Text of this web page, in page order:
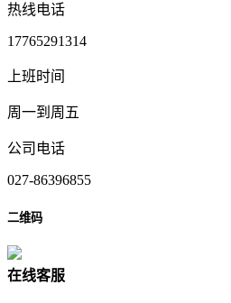
热线电话
17765291314
上班时间
周一到周五
公司电话
027-86396855
二维码
在线客服